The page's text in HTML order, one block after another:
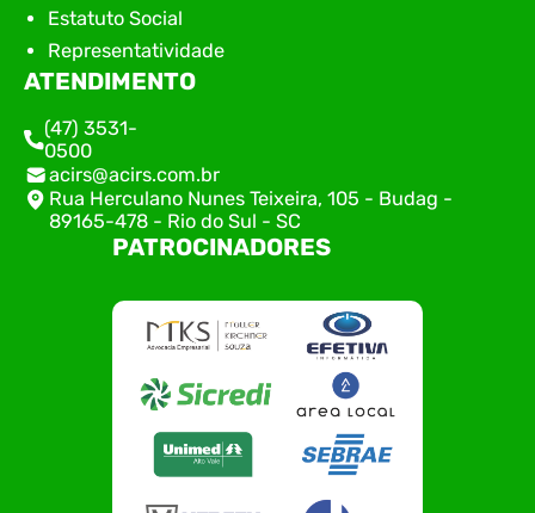
Estatuto Social
Representatividade
ATENDIMENTO
(47) 3531-
0500
acirs@acirs.com.br
Rua Herculano Nunes Teixeira, 105 - Budag -
89165-478 - Rio do Sul - SC
PATROCINADORES